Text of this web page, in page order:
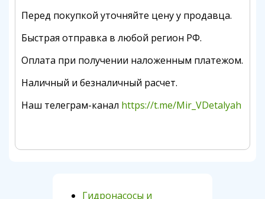
Перед покупкой уточняйте цену у продавца.
Быстрая отправка в любой регион РФ.
Оплата при получении наложенным платежом.
Наличный и безналичный расчет.
Наш телеграм-канал https://t.me/Mir_VDetalyah
Гидронасосы и